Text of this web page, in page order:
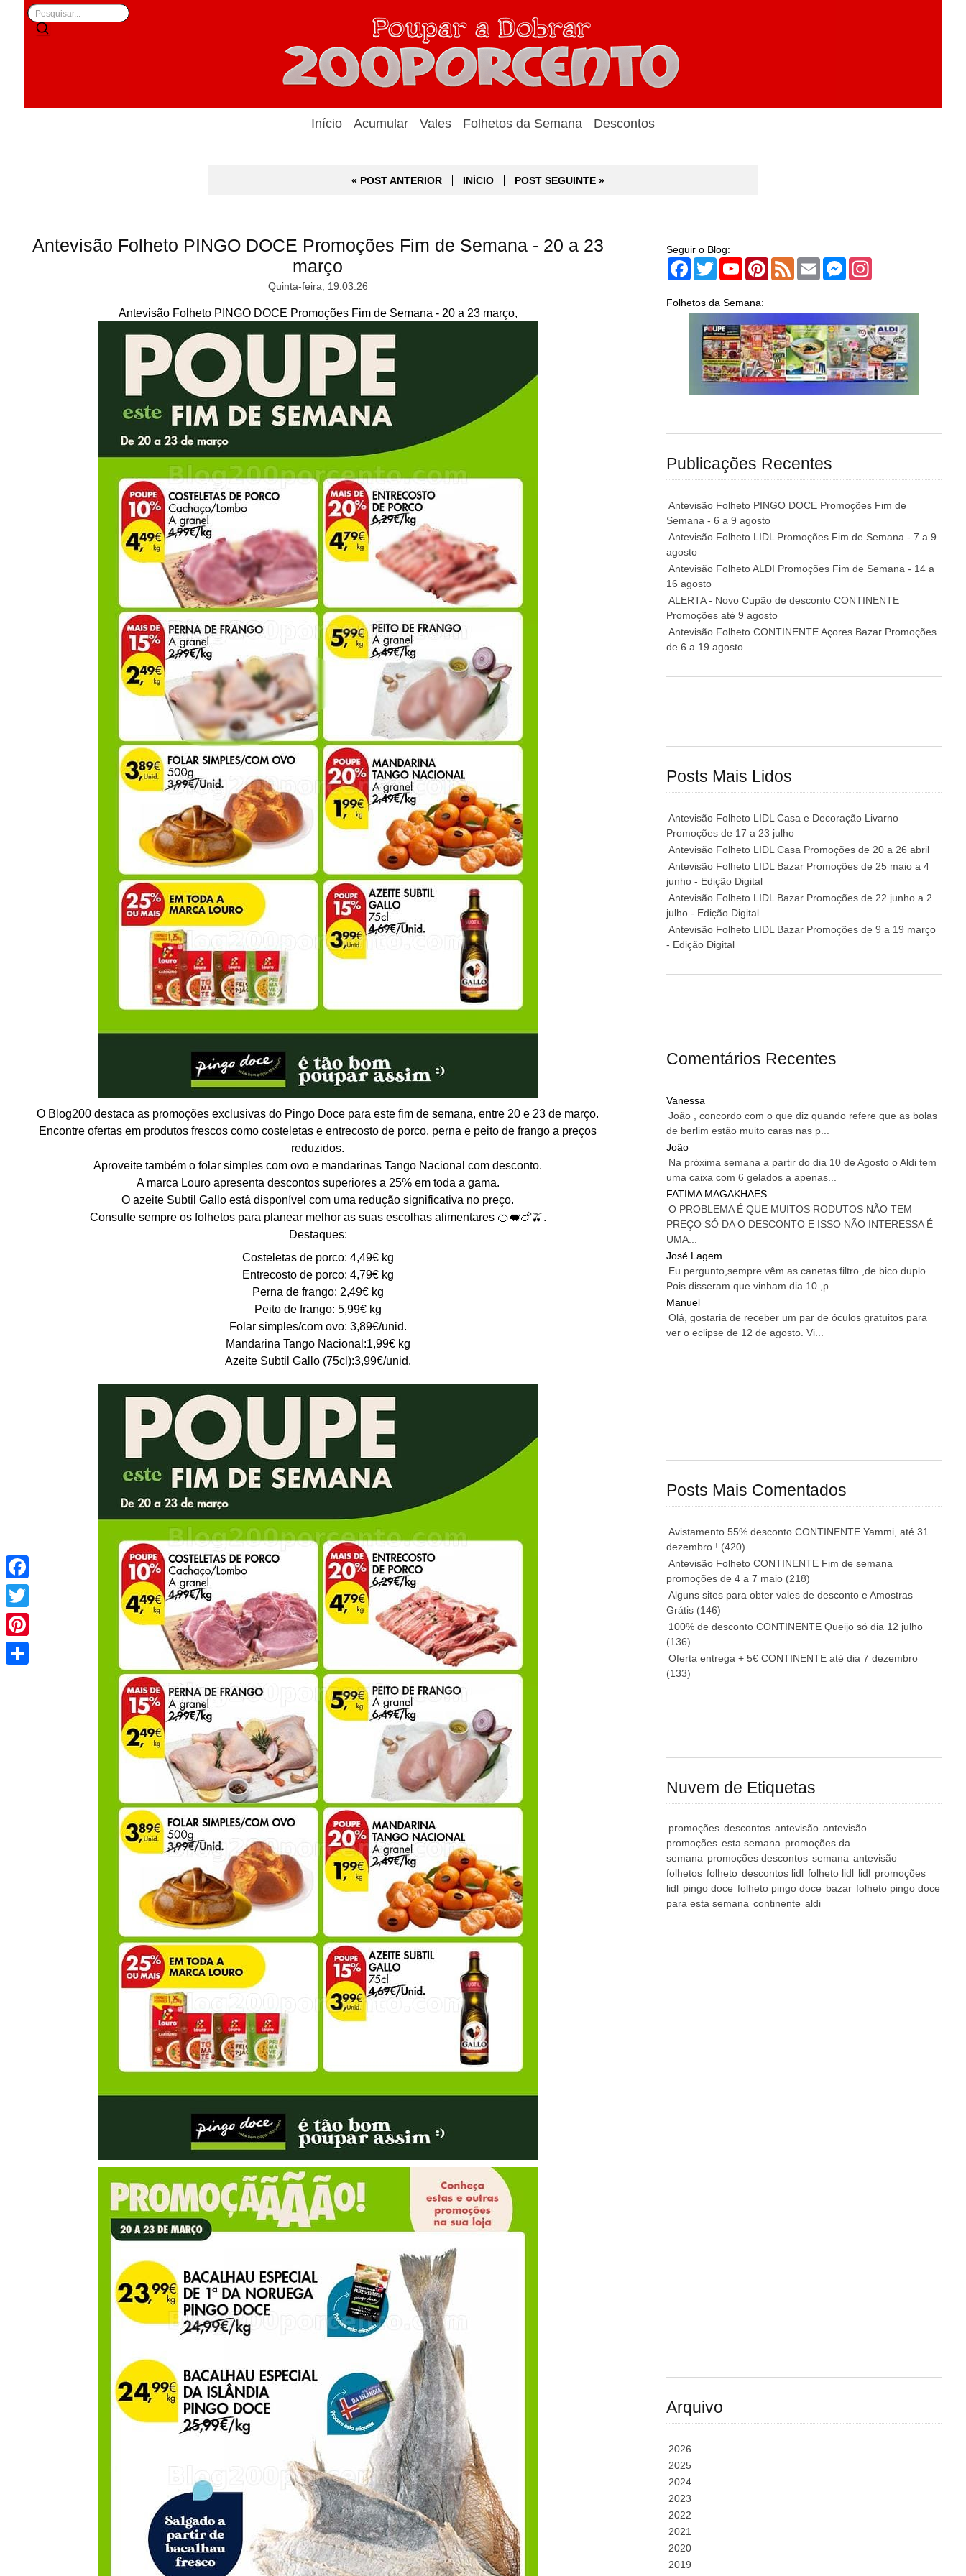
Início Acumular Vales Folhetos da Semana Descontos
« POST ANTERIOR INÍCIO POST SEGUINTE »
Antevisão Folheto PINGO DOCE Promoções Fim de Semana - 20 a 23
março
Quinta-feira, 19.03.26
Antevisão Folheto PINGO DOCE Promoções Fim de Semana - 20 a 23 março,
O Blog200 destaca as promoções exclusivas do Pingo Doce para este fim de semana, entre 20 e 23 de março.
Encontre ofertas em produtos frescos como costeletas e entrecosto de porco, perna e peito de frango a preços
reduzidos.
Aproveite também o folar simples com ovo e mandarinas Tango Nacional com desconto.
A marca Louro apresenta descontos superiores a 25% em toda a gama.
O azeite Subtil Gallo está disponível com uma redução significativa no preço.
Consulte sempre os folhetos para planear melhor as suas escolhas alimentares 🍊🐖🍗🫒.
Destaques:
Costeletas de porco: 4,49€ kg
Entrecosto de porco: 4,79€ kg
Perna de frango: 2,49€ kg
Peito de frango: 5,99€ kg
Folar simples/com ovo: 3,89€/unid.
Mandarina Tango Nacional:1,99€ kg
Azeite Subtil Gallo (75cl):3,99€/unid.
Seguir o Blog:
Facebook
TwitterYouTubePinterest
Feed Email Messenger
Folhetos da Semana:
Publicações Recentes
Antevisão Folheto PINGO DOCE Promoções Fim de
Semana - 6 a 9 agosto
Antevisão Folheto LIDL Promoções Fim de Semana - 7 a 9
agosto
Antevisão Folheto ALDI Promoções Fim de Semana - 14 a
16 agosto
ALERTA - Novo Cupão de desconto CONTINENTE
Promoções até 9 agosto
Antevisão Folheto CONTINENTE Açores Bazar Promoções
de 6 a 19 agosto
Posts Mais Lidos
Antevisão Folheto LIDL Casa e Decoração Livarno
Promoções de 17 a 23 julho
Antevisão Folheto LIDL Casa Promoções de 20 a 26 abril
Antevisão Folheto LIDL Bazar Promoções de 25 maio a 4
junho - Edição Digital
Antevisão Folheto LIDL Bazar Promoções de 22 junho a 2
julho - Edição Digital
Antevisão Folheto LIDL Bazar Promoções de 9 a 19 março
- Edição Digital
Comentários Recentes
Vanessa
João , concordo com o que diz quando refere que as bolas
de berlim estão muito caras nas p...
João
Na próxima semana a partir do dia 10 de Agosto o Aldi tem
uma caixa com 6 gelados a apenas...
FATIMA MAGAKHAES
O PROBLEMA É QUE MUITOS RODUTOS NÃO TEM
PREÇO SÓ DA O DESCONTO E ISSO NÃO INTERESSA É
UMA...
José Lagem
Eu pergunto,sempre vêm as canetas filtro ,de bico duplo
Pois disseram que vinham dia 10 ,p...
Manuel
Olá, gostaria de receber um par de óculos gratuitos para
ver o eclipse de 12 de agosto. Vi...
Posts Mais Comentados
Avistamento 55% desconto CONTINENTE Yammi, até 31
dezembro ! (420)
Antevisão Folheto CONTINENTE Fim de semana
promoções de 4 a 7 maio (218)
Alguns sites para obter vales de desconto e Amostras
Grátis (146)
100% de desconto CONTINENTE Queijo só dia 12 julho
(136)
Oferta entrega + 5€ CONTINENTE até dia 7 dezembro
(133)
Nuvem de Etiquetas
promoções descontos antevisão antevisão
promoções esta semana promoções da
semana promoções descontos semana antevisão
folhetos folheto descontos lidl folheto lidl lidl promoções
lidl pingo doce folheto pingo doce bazar folheto pingo doce
para esta semana continente aldi
Arquivo
2026
2025
2024
2023
2022
2021
2020
2019